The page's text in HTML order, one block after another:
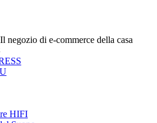
negozio di e-commerce della casa
HIFI